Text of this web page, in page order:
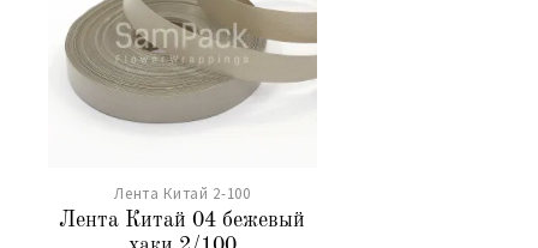
Лента Китай 2-100
Лента Китай 04 бежевый